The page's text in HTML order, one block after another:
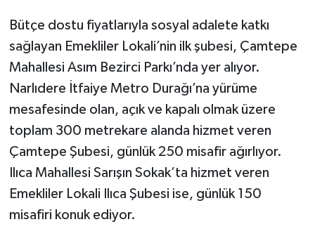
Bütçe dostu fiyatlarıyla sosyal adalete katkı
sağlayan Emekliler Lokali’nin ilk şubesi, Çamtepe
Mahallesi Asım Bezirci Parkı’nda yer alıyor.
Narlıdere İtfaiye Metro Durağı’na yürüme
mesafesinde olan, açık ve kapalı olmak üzere
toplam 300 metrekare alanda hizmet veren
Çamtepe Şubesi, günlük 250 misafir ağırlıyor.
Ilıca Mahallesi Sarışın Sokak’ta hizmet veren
Emekliler Lokali Ilıca Şubesi ise, günlük 150
misafiri konuk ediyor.